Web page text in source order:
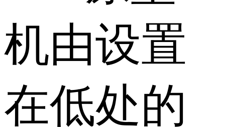
机由设置
在低处的